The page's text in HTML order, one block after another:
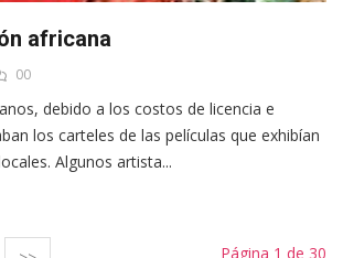
africana
00
debido a los costos de licencia e
los carteles de las películas que exhibían
Algunos artista...
Página 1 de 30